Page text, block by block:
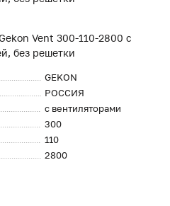
Vent 300-110-2800 с
без решетки
GEKON
РОССИЯ
с вентиляторами
300
110
2800